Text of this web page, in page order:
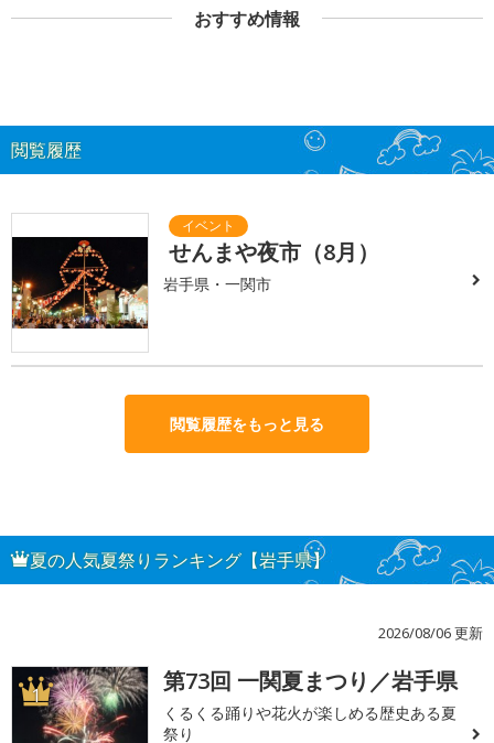
おすすめ情報
閲覧履歴
せんまや夜市（8月）
岩手県・一関市
閲覧履歴をもっと見る
夏の人気夏祭りランキング【岩手県】
2026/08/06 更新
1 第73回 一関夏まつり／岩手県
くるくる踊りや花火が楽しめる歴史ある夏
祭り